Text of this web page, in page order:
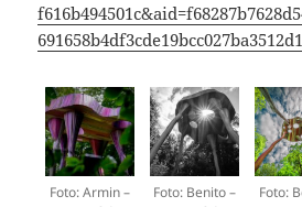
Foto: Armin –
Foto: Benito –
Foto: